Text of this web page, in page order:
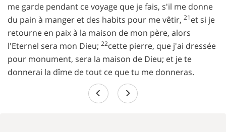
me garde pendant ce voyage que je fais, s'il me donne
du pain à manger et des habits pour me vêtir, 21et si je
retourne en paix à la maison de mon père, alors
l'Eternel sera mon Dieu; 22cette pierre, que j'ai dressée
pour monument, sera la maison de Dieu; et je te
donnerai la dîme de tout ce que tu me donneras.